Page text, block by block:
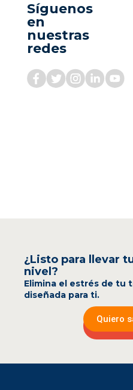
Síguenos
en
nuestras
redes
¿Listo para llevar
nivel?
Elimina el estrés de tu
diseñada para ti.
Quiero